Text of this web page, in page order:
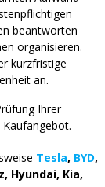
beantworten
organisieren.
kurzfristige
an.
Ihrer
Kaufangebot.
Tesla, BYD,
Hyundai, Kia,